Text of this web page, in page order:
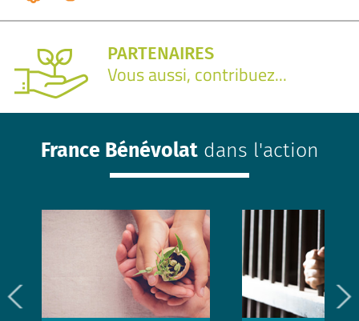
PARTENAIRES
Vous aussi, contribuez...
France Bénévolatdans l'action